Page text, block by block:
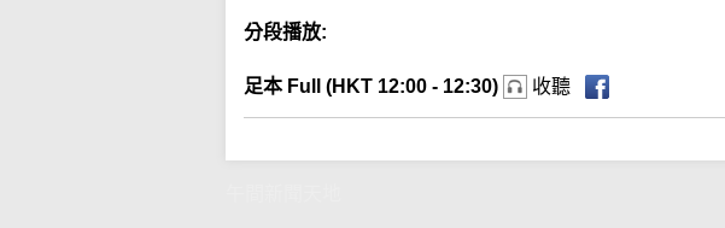
分段播放:
足本 Full (HKT 12:00 - 12:30) 收聽